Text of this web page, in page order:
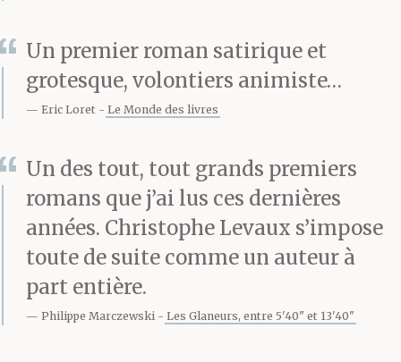
même occasion. Elle
sera taxée
d’imposture, mettra en
péril son contrat, sa
réputation, sa
clientèle, son emploi, sa
vie toute entière même,
puisque le fossé qui
Un premier roman satirique et
grotesque, volontiers animiste…
Eric Loret Le Monde des livres
Un des tout, tout grands premiers
romans que j’ai lus ces dernières
années. Christophe Levaux s’impose
toute de suite comme un auteur à
part entière.
Philippe Marczewski Les Glaneurs, entre 5'40" et 13'40"